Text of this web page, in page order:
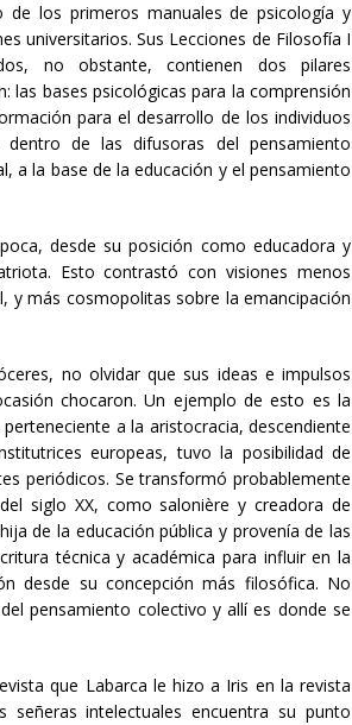
de los primeros manuales de psicología y
universitarios. Sus Lecciones de Filosofía I
no obstante, contienen dos pilares
las bases psicológicas para la comprensión
para el desarrollo de los individuos
de las difusoras del pensamiento
a la base de la educación y el pensamiento
desde su posición como educadora y
Esto contrastó con visiones menos
y más cosmopolitas sobre la emancipación
no olvidar que sus ideas e impulsos
chocaron. Un ejemplo de esto es la
a la aristocracia, descendiente
europeas, tuvo la posibilidad de
periódicos. Se transformó probablemente
siglo XX, como salonière y creadora de
de la educación pública y provenía de las
técnica y académica para influir en la
desde su concepción más filosófica. No
pensamiento colectivo y allí es donde se
que Labarca le hizo a Iris en la revista
intelectuales encuentra su punto